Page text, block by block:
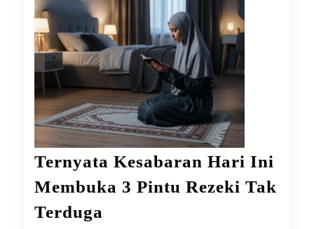
Ternyata Kesabaran Hari Ini
Membuka 3 Pintu Rezeki Tak
Terduga